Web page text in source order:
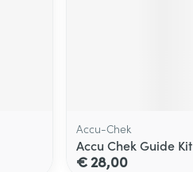
Accu-Chek
Accu Chek Guide Kit
€ 28,00